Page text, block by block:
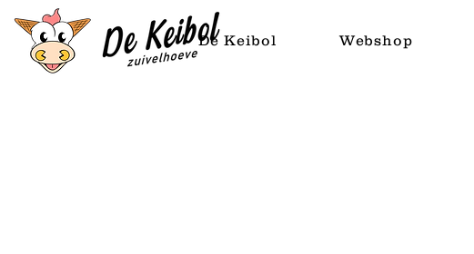
De Keibol Webshop